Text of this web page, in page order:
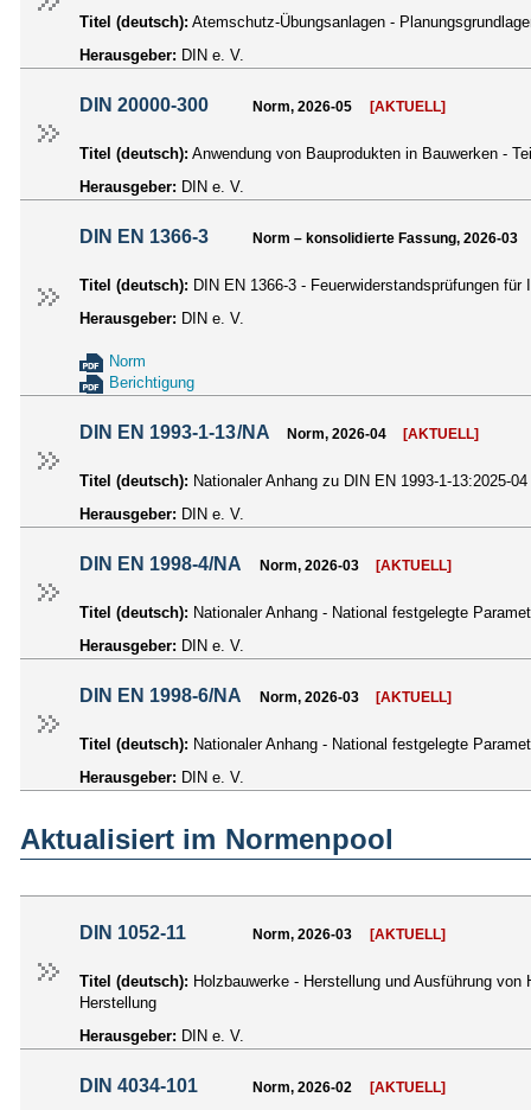
Titel (deutsch): Atemschutz-Übungsanlagen -
Herausgeber: DIN e. V.
DIN 20000-300 Norm, 2026-05 [AKTUELL]
Titel (deutsch): Anwendung von Bauprodukten in Bauwerken -
Herausgeber: DIN e. V.
DIN EN 1366-3 Norm – konsolidierte Fassung, 2026-03
Titel (deutsch): DIN EN 1366-3 - Feuerwiderstandsprüfungen
Herausgeber: DIN e. V.
Norm
Berichtigung
DIN EN 1993-1-13/NA Norm, 2026-04 [AKTUELL]
Titel (deutsch): Nationaler Anhang zu DIN EN 1993-1-13:2025-
Herausgeber: DIN e. V.
DIN EN 1998-4/NA Norm, 2026-03 [AKTUELL]
Titel (deutsch): Nationaler Anhang - National festgelegte
Herausgeber: DIN e. V.
DIN EN 1998-6/NA Norm, 2026-03 [AKTUELL]
Titel (deutsch): Nationaler Anhang - National festgelegte
Herausgeber: DIN e. V.
Aktualisiert im Normenpool
DIN 1052-11 Norm, 2026-03 [AKTUELL]
Titel (deutsch): Holzbauwerke - Herstellung und Ausführung
Herstellung
Herausgeber: DIN e. V.
DIN 4034-101 Norm, 2026-02 [AKTUELL]